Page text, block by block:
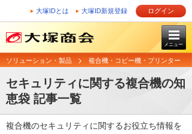
大塚IDとは 大塚ID新規登録 ログイン
メニュー
ソリューション・製品 複合機・コピー機・プリンター
セキュリティに関する複合機の知
恵袋 記事一覧
複合機のセキュリティに関するお役立ち情報を